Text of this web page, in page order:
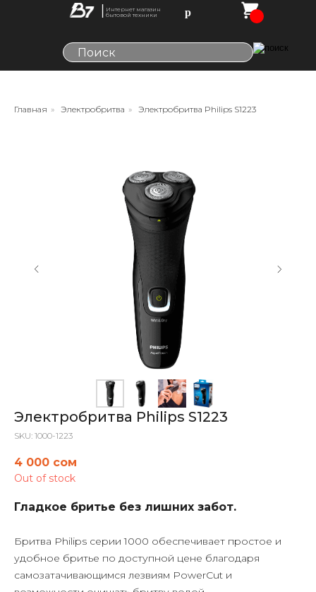
Интернет магазин
бытовой техники
р
Главная » Электробритва » Электробритва Philips S1223
Электробритва Philips S1223
SKU: 1000-1223
4 000 сом
Out of stock
Гладкое бритье без лишних забот.
Бритва Philips серии 1000 обеспечивает простое и
удобное бритье по доступной цене благодаря
самозатачивающимся лезвиям PowerCut и